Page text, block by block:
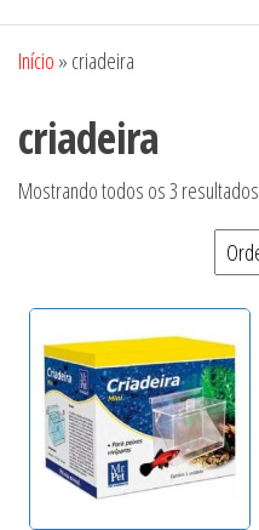
Início » criadeira
criadeira
Mostrando todos os 3 resultados